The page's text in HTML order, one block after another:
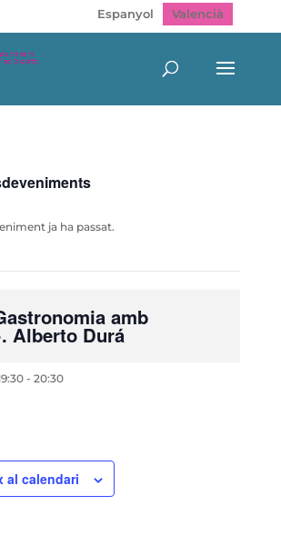
Espanyol Valencià
ja ha passat.
amb
Alberto Durá
- 20:30
al calendari